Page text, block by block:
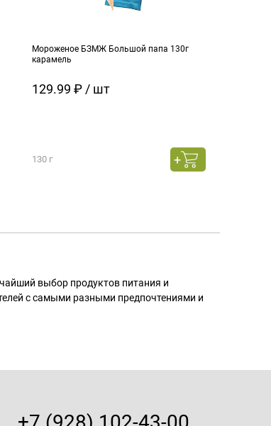
Мороженое БЗМЖ Большой папа 130г
карамель
129.99 ₽ / шт
130 г
выбор продуктов питания и
с самыми разными предпочтениями и